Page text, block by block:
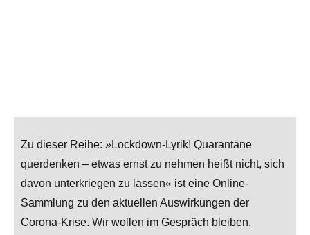
Zu dieser Reihe: »Lockdown-Lyrik! Quarantäne
querdenken – etwas ernst zu nehmen heißt nicht, sich
davon unterkriegen zu lassen« ist eine Online-
Sammlung zu den aktuellen Auswirkungen der
Corona-Krise. Wir wollen im Gespräch bleiben,